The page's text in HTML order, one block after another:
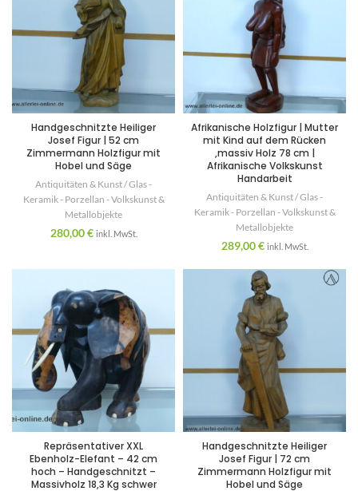
Handgeschnitzte Heiliger
Josef Figur | 52 cm
Zimmermann Holzfigur mit
Hobel und Säge
Antiquitäten & Kunst / Glas -
Keramik - Porzellan - Volkskunst &
Metallobjekte
280,00€ inkl. MwSt.
Afrikanische Holzfigur | Mutter
mit Kind auf dem Rücken
,massiv Holz 78 cm |
Afrikanische Volkskunst
Handarbeit
Antiquitäten & Kunst / Glas -
Keramik - Porzellan - Volkskunst &
Metallobjekte
289,00€ inkl. MwSt.
Repräsentativer XXL
Ebenholz-Elefant – 42 cm
hoch – Handgeschnitzt –
Massivholz 18,3 Kg schwer
Handgeschnitzte Heiliger
Josef Figur | 72 cm
Zimmermann Holzfigur mit
Hobel und Säge